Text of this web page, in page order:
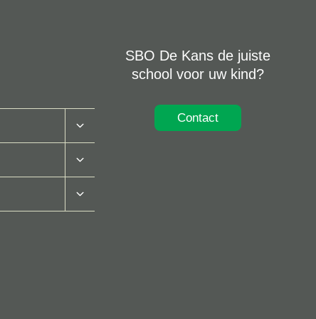
Toggle
Toggle
Toggle
SBO De Kans de juiste
school voor uw kind?
Contact